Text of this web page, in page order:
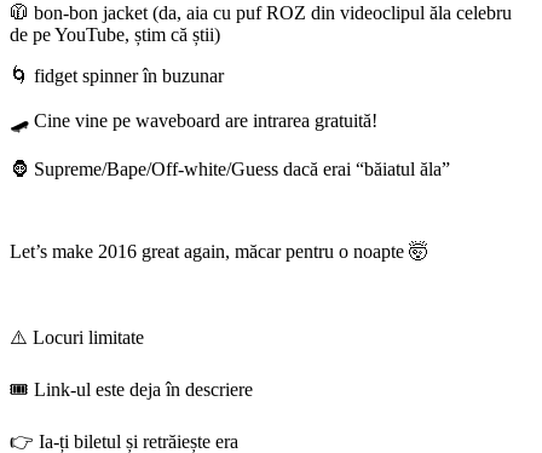
🧥 bon-bon jacket (da, aia cu puf ROZ din videoclipul ăla celebru
de pe YouTube, știm că știi)
🌀 fidget spinner în buzunar
🛹 Cine vine pe waveboard are intrarea gratuită!
🦍 Supreme/Bape/Off-white/Guess dacă erai “băiatul ăla”
Let’s make 2016 great again, măcar pentru o noapte 🤯
⚠️ Locuri limitate
🎟️ Link-ul este deja în descriere
👉 Ia-ți biletul și retrăiește era